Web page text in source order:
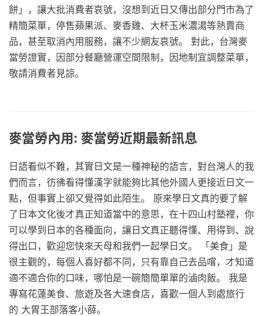
餅」，讓大批消費者哀號，沒想到近日又傳出部分門市為了
精簡菜單，停售蘋果派、麥香雞、大杯玉米濃湯等熱賣商
品，甚至取消內用服務，讓不少網友哀號。 對此，台灣麥
當勞證實，因部分餐廳營運空間限制，因地制宜調整菜單，
敬請消費者見諒。
麥當勞內用: 麥當勞近期最新訊息
日語看似不難，其實日文是一種神秘的語言，對台灣人的我
們而言，彷彿看得懂漢字就能夠比其他外國人更接近日文一
點，但事實上卻又覺得如此陌生。 原來學日文真的要了解
了日本文化後才真正知道當中的意思，在十四山村塾裡，你
可以學到日本的各種面向，讓日文真正聽得懂、用得到、說
得出口，歡迎您快來天母和我們一起學日文。 「美食」是
很主觀的，每個人喜好都不同，只有靠自己去品嚐，才知道
適不適合你的口味，哪怕是一碗簡簡單單的滷肉飯。 我是
專寫花蓮美食、旅遊及各大速食店，喜歡一個人到處旅行
的 大胃王部落客小薛。